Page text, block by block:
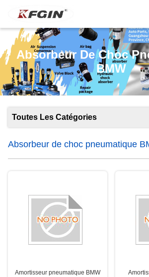
Absorbeur De Choc
BMW
Toutes Les Catégories
Absorbeur de choc pneumatique
Amortisseur pneumatique BMW